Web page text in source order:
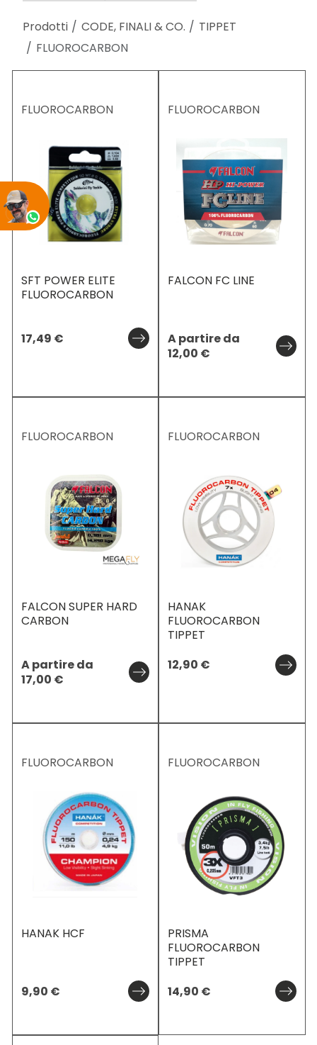
Prodotti CODE, FINALI & CO.
TIPPET
FLUOROCARBON
FLUOROCARBON
SFT POWER ELITE
FLUOROCARBON
17,49 €
FLUOROCARBON
FALCON FC LINE
A partire da
12,00 €
FLUOROCARBON
FALCON SUPER HARD
CARBON
A partire da
17,00 €
FLUOROCARBON
HANAK
FLUOROCARBON
TIPPET
12,90 €
FLUOROCARBON
HANAK HCF
9,90 €
FLUOROCARBON
PRISMA
FLUOROCARBON
TIPPET
14,90 €